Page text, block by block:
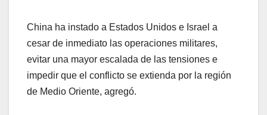
China ha instado a Estados Unidos e Israel a
cesar de inmediato las operaciones militares,
evitar una mayor escalada de las tensiones e
impedir que el conflicto se extienda por la región
de Medio Oriente, agregó.